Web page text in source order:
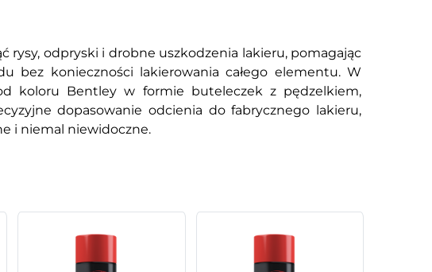
rysy, odpryski i drobne uszkodzenia lakieru, pomagając
bez konieczności lakierowania całego elementu. W
koloru Bentley w formie buteleczek z pędzelkiem,
dopasowanie odcienia do fabrycznego lakieru,
i niemal niewidoczne.